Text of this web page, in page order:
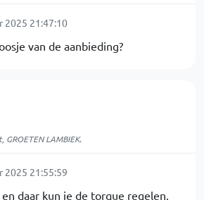
2025 21:47:10
van de aanbieding?
LAMBIEK.
2025 21:55:59
daar kun je de torque regelen,